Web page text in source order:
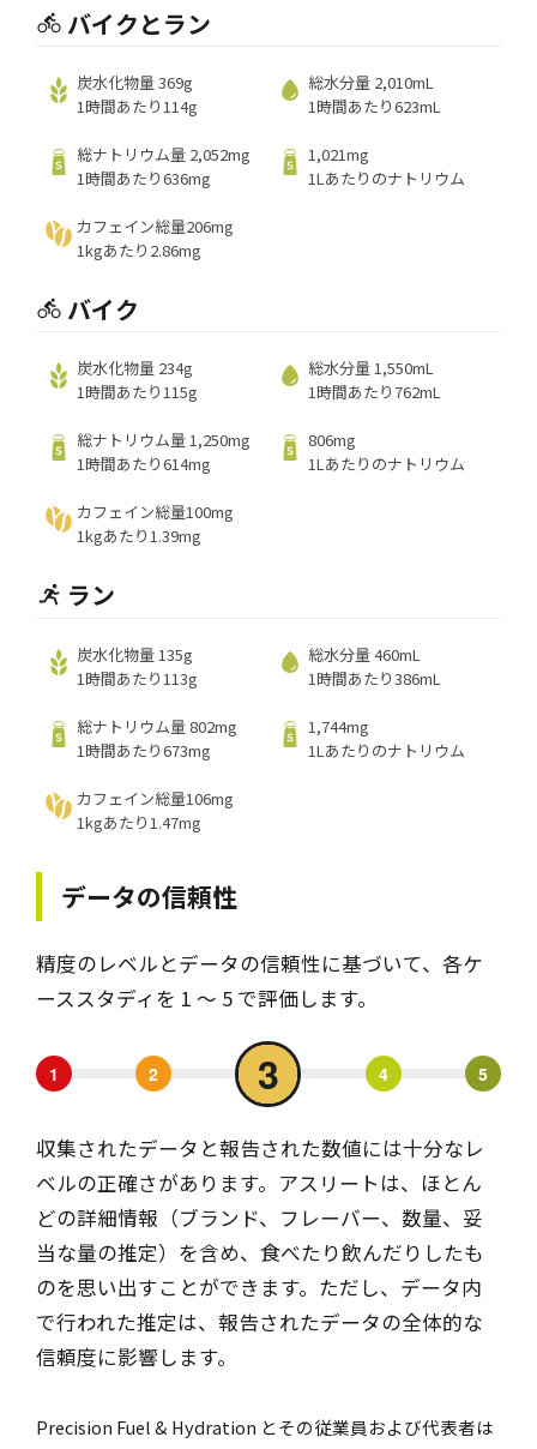
バイクとラン
炭水化物量 369g
1時間あたり114g
総水分量 2,010mL
1時間あたり623mL
総ナトリウム量 2,052mg
1時間あたり636mg
1,021mg
1Lあたりのナトリウム
カフェイン総量206mg
1kgあたり2.86mg
バイク
炭水化物量 234g
1時間あたり115g
総水分量 1,550mL
1時間あたり762mL
総ナトリウム量 1,250mg
1時間あたり614mg
806mg
1Lあたりのナトリウム
カフェイン総量100mg
1kgあたり1.39mg
ラン
炭水化物量 135g
1時間あたり113g
総水分量 460mL
1時間あたり386mL
総ナトリウム量 802mg
1時間あたり673mg
1,744mg
1Lあたりのナトリウム
カフェイン総量106mg
1kgあたり1.47mg
データの信頼性
精度のレベルとデータの信頼性に基づいて、各ケ
ーススタディを 1 ～ 5 で評価します。
1 2 3 4 5
収集されたデータと報告された数値には十分なレ
ベルの正確さがあります。アスリートは、ほとん
どの詳細情報（ブランド、フレーバー、数量、妥
当な量の推定）を含め、食べたり飲んだりしたも
のを思い出すことができます。ただし、データ内
で行われた推定は、報告されたデータの全体的な
信頼度に影響します。
Precision Fuel & Hydration とその従業員および代表者は